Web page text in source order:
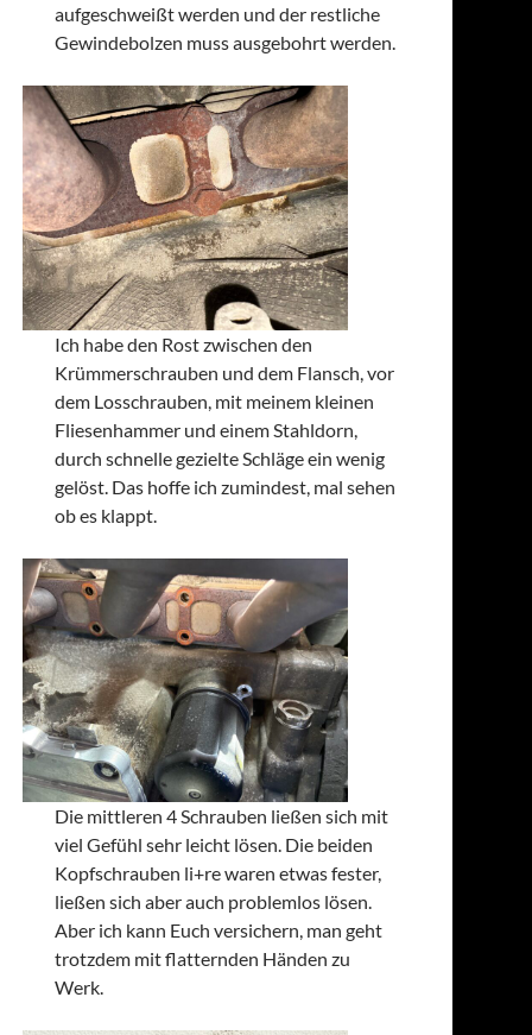
aufgeschweißt werden und der restliche
Gewindebolzen muss ausgebohrt werden.
Ich habe den Rost zwischen den
Krümmerschrauben und dem Flansch, vor
dem Losschrauben, mit meinem kleinen
Fliesenhammer und einem Stahldorn,
durch schnelle gezielte Schläge ein wenig
gelöst. Das hoffe ich zumindest, mal sehen
ob es klappt.
Die mittleren 4 Schrauben ließen sich mit
viel Gefühl sehr leicht lösen. Die beiden
Kopfschrauben li+re waren etwas fester,
ließen sich aber auch problemlos lösen.
Aber ich kann Euch versichern, man geht
trotzdem mit flatternden Händen zu
Werk.